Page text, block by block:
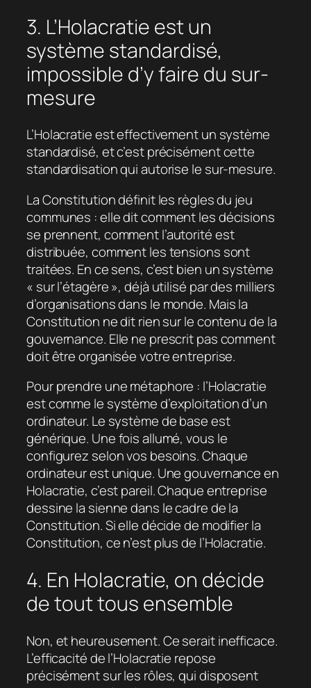
3. L’Holacratie est un
système standardisé,
impossible d’y faire du sur-
mesure
L’Holacratie est effectivement un système
standardisé, et c’est précisément cette
standardisation qui autorise le sur-mesure.
La Constitution définit les règles du jeu
communes : elle dit comment les décisions
se prennent, comment l’autorité est
distribuée, comment les tensions sont
traitées. En ce sens, c’est bien un système
« sur l’étagère », déjà utilisé par des milliers
d’organisations dans le monde. Mais la
Constitution ne dit rien sur le contenu de la
gouvernance. Elle ne prescrit pas comment
doit être organisée votre entreprise.
Pour prendre une métaphore : l’Holacratie
est comme le système d’exploitation d’un
ordinateur. Le système de base est
générique. Une fois allumé, vous le
configurez selon vos besoins. Chaque
ordinateur est unique. Une gouvernance en
Holacratie, c’est pareil. Chaque entreprise
dessine la sienne dans le cadre de la
Constitution. Si elle décide de modifier la
Constitution, ce n’est plus de l’Holacratie.
4. En Holacratie, on décide
de tout tous ensemble
Non, et heureusement. Ce serait inefficace.
L’efficacité de l’Holacratie repose
précisément sur les rôles, qui disposent